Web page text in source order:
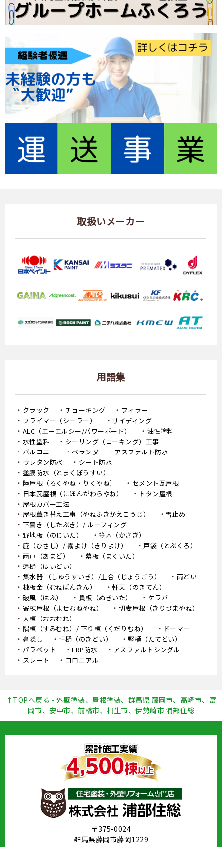
取扱いメーカー
用語集
クラック チョーキング
フィラー
プライマー（シーラー）
サイディング
ALC（エーエルシー/パワーボード）
油性塗料
水性塗料
シーリング（コーキング）工事
バルコニー
ベランダ
アスファルト防水
ウレタン防水
シート防水
塗膜防水（とまくぼうすい）
陸屋根（ろくやね・りくやね）
セメント瓦屋根
日本瓦屋根（にほんがわらやね）
トタン屋根
屋根カバー工法
屋根葺き替え工事（やねふきかえこうじ）
雪止め
下葺き（したぶき）/ ルーフィング
野地板（のじいた）
笠木（かさぎ）
庇（ひさし）/ 霧よけ（きりよけ）
戸袋（とぶくろ）
雨戸（あまど）
幕板（まくいた）
這樋（はいどい）
集水器 （しゅうすいき）/上合（じょうごう）
雨どい
棟板金（むねばんきん）
軒天（のきてん）
破風（はふ）
貫板（ぬきいた）
ケラバ
寄棟屋根（よせむねやね）
切妻屋根（きりづまやね）
大棟（おおむね）
隅棟（すみむね）/ 下り棟（くだりむね）
ドーマー
鼻隠し
軒樋（のきどい）
竪樋（たてどい）
パラペット
FRP防水
アスファルトシングル
スレート
コロニアル
↑TOPへ戻る - 外壁塗装、屋根塗装、群馬県 藤岡市、高崎市、富
岡市、安中市、前橋市、桐生市、伊勢崎市 浦部住総
〒375-0024
群馬県藤岡市藤岡1229